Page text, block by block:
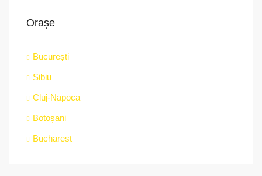
Orașe
București
Sibiu
Cluj-Napoca
Botoșani
Bucharest